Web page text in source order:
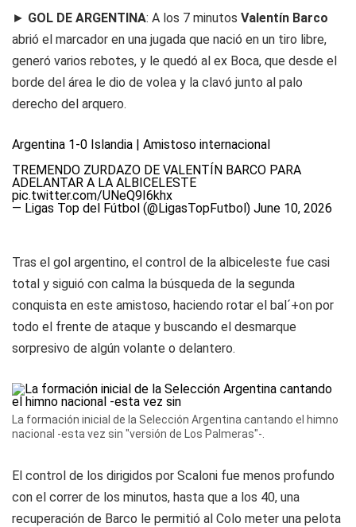
► GOL DE ARGENTINA: A los 7 minutos Valentín Barco
abrió el marcador en una jugada que nació en un tiro libre,
generó varios rebotes, y le quedó al ex Boca, que desde el
borde del área le dio de volea y la clavó junto al palo
derecho del arquero.
Argentina 1-0 Islandia | Amistoso internacional
TREMENDO ZURDAZO DE VALENTÍN BARCO PARA
ADELANTAR A LA ALBICELESTE
pic.twitter.com/UNeQ9I6khx
— Ligas Top del Fútbol (@LigasTopFutbol) June 10, 2026
Tras el gol argentino, el control de la albiceleste fue casi
total y siguió con calma la búsqueda de la segunda
conquista en este amistoso, haciendo rotar el bal´+on por
todo el frente de ataque y buscando el desmarque
sorpresivo de algún volante o delantero.
La formación inicial de la Selección Argentina cantando el himno
nacional -esta vez sin "versión de Los Palmeras"-.
El control de los dirigidos por Scaloni fue menos profundo
con el correr de los minutos, hasta que a los 40, una
recuperación de Barco le permitió al Colo meter una pelota